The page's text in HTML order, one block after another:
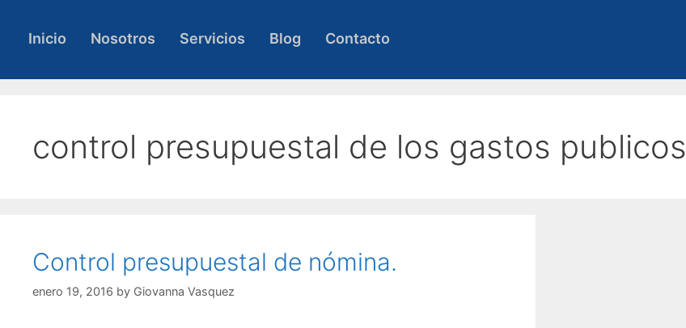
Inicio Nosotros Servicios Blog Contacto
control presupuestal de los gastos publicos
Control presupuestal de nómina.
enero 19, 2016 by Giovanna Vasquez